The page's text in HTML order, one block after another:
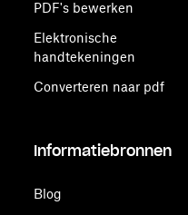
PDF's bewerken
Elektronische
handtekeningen
Converteren naar pdf
Informatiebronnen
Blog